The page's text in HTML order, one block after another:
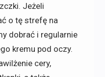
Jeżeli
o tę strefę na
dobrać i regularnie
kremu pod oczy.
cery,